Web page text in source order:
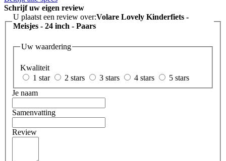
Schrijf uw eigen review
U plaatst een review over:Volare Lovely Kinderfiets -
Meisjes - 24 inch - Paars
Uw waardering
Kwaliteit
1 star
2 stars 3 stars 4 stars
5 stars
Je naam
Samenvatting
Review